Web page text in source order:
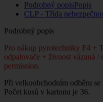
Podrobný popisPopis
CLP - Třída
Podrobný popis
Pro nákup pyrotechniky F4 +
odpalovače + živnost vázaná
permission.
Při velkoobchodním odběru
Počet kusů v kartonu je 36.